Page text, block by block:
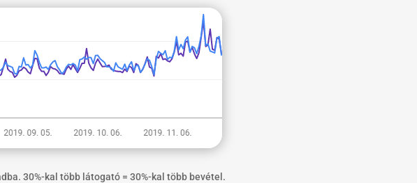
30%-kal több látogató = 30%-kal több bevétel.